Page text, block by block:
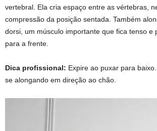
vertebral. Ela cria espaço entre as vértebras,
compressão da posição sentada. Também
dorsi, um músculo importante que fica tenso e
para a frente.
Dica profissional: Expire ao puxar para
se alongando em direção ao chão.